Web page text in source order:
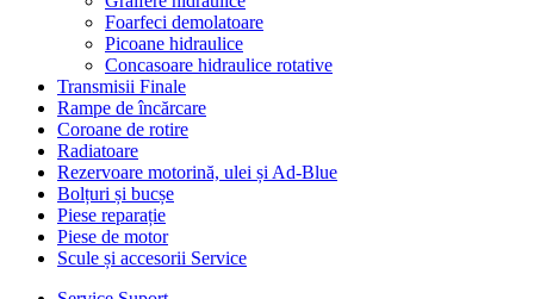
Foarfeci demolatoare
Picoane hidraulice
Concasoare hidraulice rotative
Transmisii Finale
Rampe de încărcare
Coroane de rotire
Radiatoare
Rezervoare motorină, ulei și Ad-Blue
Bolțuri și bucșe
Piese reparație
Piese de motor
Scule și accesorii Service